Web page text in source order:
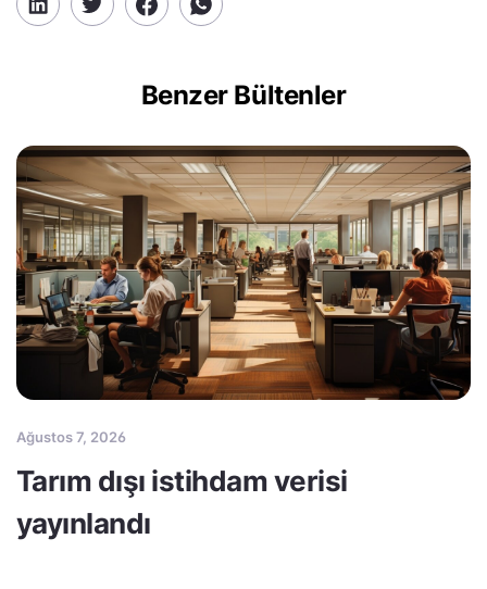
Benzer Bültenler
Ağustos 7, 2026
Tarım dışı istihdam verisi
yayınlandı